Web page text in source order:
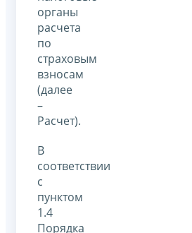
органы
расчета
по
страховым
взносам
(далее
–
Расчет).
В
соответствии
с
пунктом
1.4
Порядка